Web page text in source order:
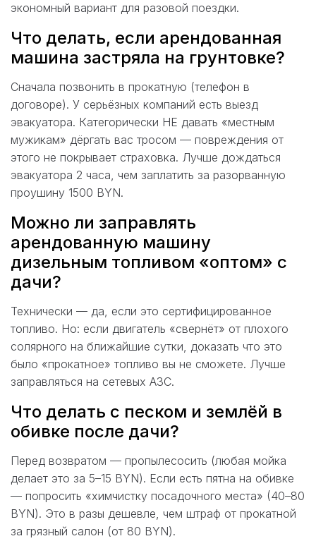
экономный вариант для разовой поездки.
Что делать, если арендованная
машина застряла на грунтовке?
Сначала позвонить в прокатную (телефон в
договоре). У серьёзных компаний есть выезд
эвакуатора. Категорически НЕ давать «местным
мужикам» дёргать вас тросом — повреждения от
этого не покрывает страховка. Лучше дождаться
эвакуатора 2 часа, чем заплатить за разорванную
проушину 1500 BYN.
Можно ли заправлять
арендованную машину
дизельным топливом «оптом» с
дачи?
Технически — да, если это сертифицированное
топливо. Но: если двигатель «свернёт» от плохого
солярного на ближайшие сутки, доказать что это
было «прокатное» топливо вы не сможете. Лучше
заправляться на сетевых АЗС.
Что делать с песком и землёй в
обивке после дачи?
Перед возвратом — пропылесосить (любая мойка
делает это за 5–15 BYN). Если есть пятна на обивке
— попросить «химчистку посадочного места» (40–80
BYN). Это в разы дешевле, чем штраф от прокатной
за грязный салон (от 80 BYN).